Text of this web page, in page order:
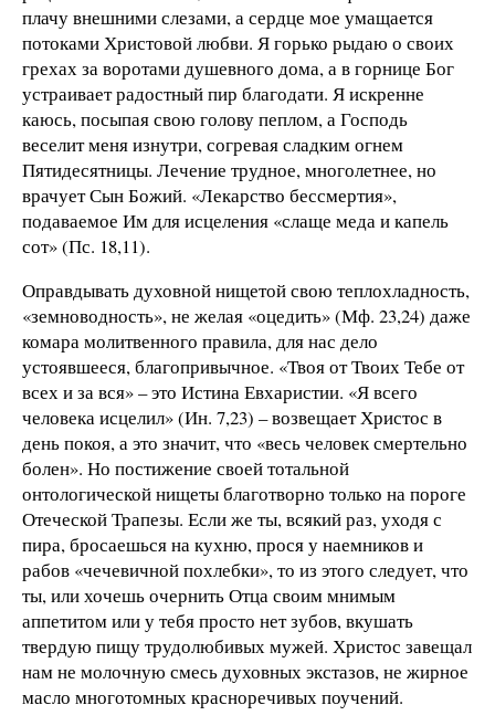
плачу внешними слезами, а сердце мое умащается
потоками Христовой любви. Я горько рыдаю о своих
грехах за воротами душевного дома, а в горнице Бог
устраивает радостный пир благодати. Я искренне
каюсь, посыпая свою голову пеплом, а Господь
веселит меня изнутри, согревая сладким огнем
Пятидесятницы. Лечение трудное, многолетнее, но
врачует Сын Божий. «Лекарство бессмертия»,
подаваемое Им для исцеления «слаще меда и капель
сот» (Пс. 18,11).
Оправдывать духовной нищетой свою теплохладность,
«земноводность», не желая «оцедить» (Мф. 23,24) даже
комара молитвенного правила, для нас дело
устоявшееся, благопривычное. «Твоя от Твоих Тебе от
всех и за вся» – это Истина Евхаристии. «Я всего
человека исцелил» (Ин. 7,23) – возвещает Христос в
день покоя, а это значит, что «весь человек смертельно
болен». Но постижение своей тотальной
онтологической нищеты благотворно только на пороге
Отеческой Трапезы. Если же ты, всякий раз, уходя с
пира, бросаешься на кухню, прося у наемников и
рабов «чечевичной похлебки», то из этого следует, что
ты, или хочешь очернить Отца своим мнимым
аппетитом или у тебя просто нет зубов, вкушать
твердую пищу трудолюбивых мужей. Христос завещал
нам не молочную смесь духовных экстазов, не жирное
масло многотомных красноречивых поучений.